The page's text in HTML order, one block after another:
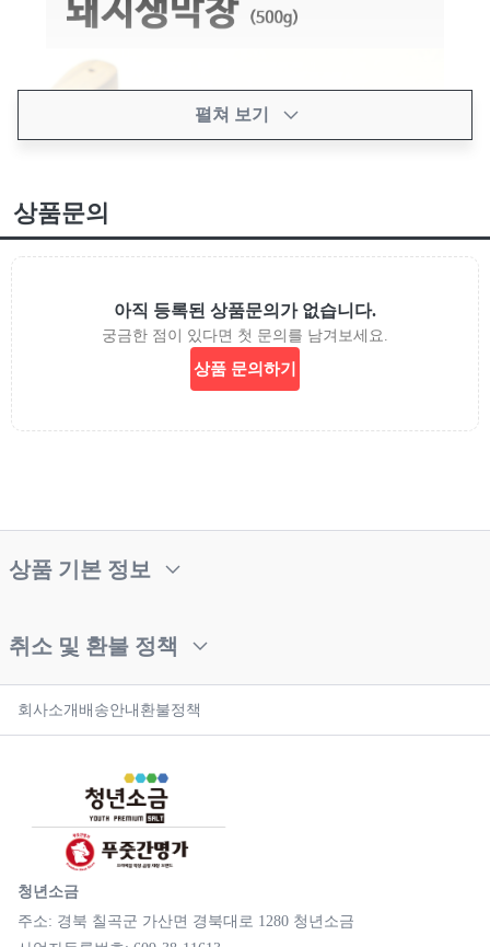
펼쳐 보기
상품문의
아직 등록된 상품문의가 없습니다.
궁금한 점이 있다면 첫 문의를 남겨보세요.
상품 문의하기
상품 기본 정보
취소 및 환불 정책
회사소개 배송안내 환불정책
청년소금
주소: 경북 칠곡군 가산면 경북대로 1280 청년소금